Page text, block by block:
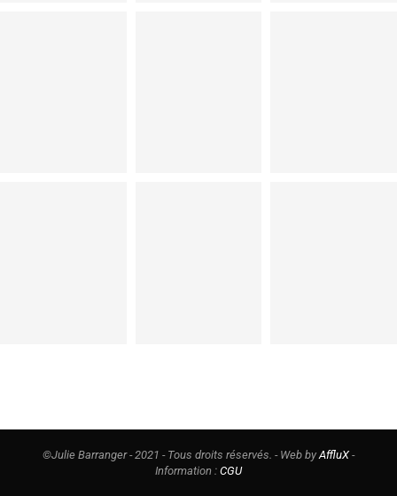
©Julie Barranger - 2021 - Tous droits réservés. - Web by AffluX -
Information : CGU